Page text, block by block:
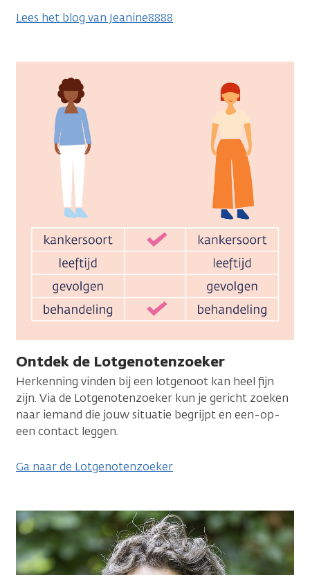
Lees het blog van Jeanine8888
Ontdek de Lotgenotenzoeker
Herkenning vinden bij een lotgenoot kan heel fijn
zijn. Via de Lotgenoten­zoeker kun je gericht zoeken
naar iemand die jouw situatie begrijpt en een-op-
een contact leggen.
Ga naar de Lotgenotenzoeker